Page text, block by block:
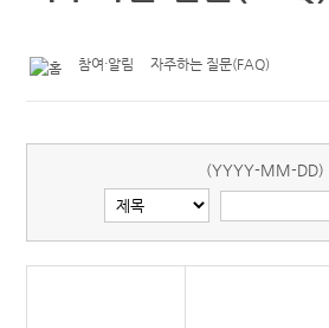
참여·알림 자주하는 질문(FAQ)
(YYYY-MM-DD)